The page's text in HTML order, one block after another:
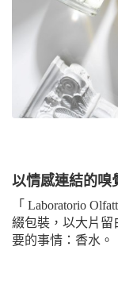
以情感連結的嗅
「 Laboratorio
綴包裝，以大片留
要的事情：香水。